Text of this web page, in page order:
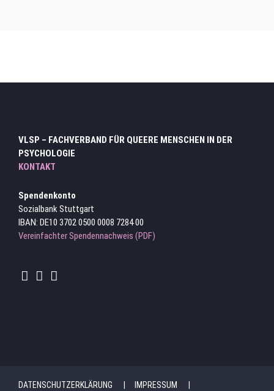
VLSP – FACHVERBAND FÜR QUEERE MENSCHEN IN DER
PSYCHOLOGIE
KONTAKT
Spendenkonto
Sozialbank Stuttgart
IBAN: DE10 3702 0500 0008 7284 00
Vereinfachter Spendennachweis (PDF)
DATENSCHUTZERKLÄRUNG
IMPRESSUM